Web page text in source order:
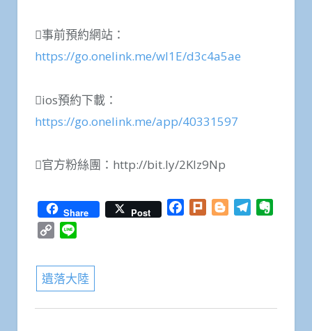
事前預約網站：
https://go.onelink.me/wl1E/d3c4a5ae
ios預約下載：
https://go.onelink.me/app/40331597
官方粉絲團：http://bit.ly/2Klz9Np
Share Post Facebook
Plurk BloggerTelegram
Copy
遺落大陸